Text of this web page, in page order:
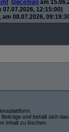
(piiceman am
07.07.2026, 12:15:00)
am 08.07.2026,
und behält sich das
Inhalt zu löschen.